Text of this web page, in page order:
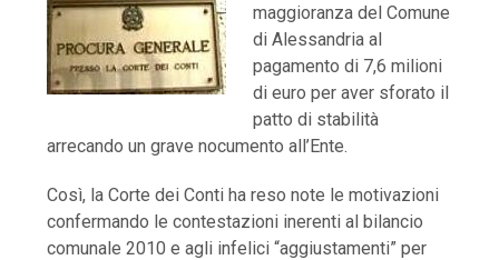
maggioranza del Comune
di Alessandria al
pagamento di 7,6 milioni
di euro per aver sforato il
patto di stabilità
arrecando un grave nocumento all’Ente.
Così, la Corte dei Conti ha reso note le motivazioni
confermando le contestazioni inerenti al bilancio
comunale 2010 e agli infelici “aggiustamenti” per